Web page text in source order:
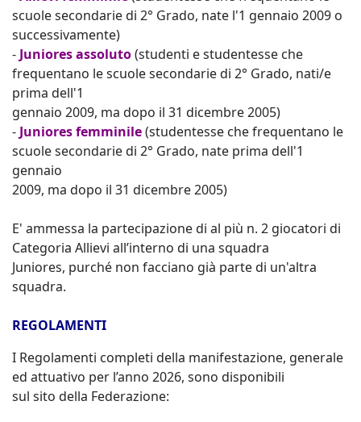
scuole secondarie di 2° Grado, nate l'1 gennaio 2009 o
successivamente)
- Juniores assoluto(studenti e studentesse che
frequentano le scuole secondarie di 2° Grado, nati/e
prima dell'1
gennaio 2009, ma dopo il 31 dicembre 2005)
- Juniores femminile(studentesse che frequentano le
scuole secondarie di 2° Grado, nate prima dell'1
gennaio
2009, ma dopo il 31 dicembre 2005)
E' ammessa la partecipazione di al più n. 2 giocatori di
Categoria Allievi all’interno di una squadra
Juniores, purché non facciano già parte di un'altra
squadra.
REGOLAMENTI
I Regolamenti completi della manifestazione, generale
ed attuativo per l’anno 2026, sono disponibili
sul sito della Federazione: